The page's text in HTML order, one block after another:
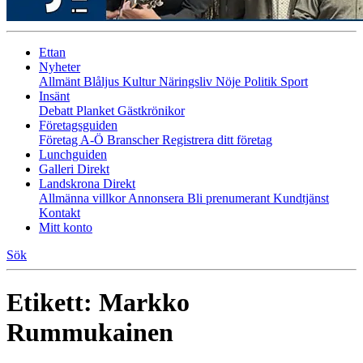
Ettan
Nyheter
Allmänt Blåljus KulturNäringsliv Nöje Politik Sport
Insänt
Debatt Planket Gästkrönikor
Företagsguiden
Företag A-Ö BranscherRegistrera ditt företag
Lunchguiden
Galleri Direkt
Landskrona Direkt
Allmänna villkorAnnonsera Bli prenumerant Kundtjänst
Kontakt
Mitt konto
Sök
Etikett: Markko
Rummukainen